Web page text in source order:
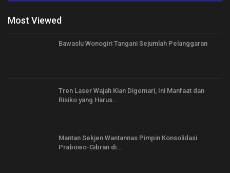
Most Viewed
Bawaslu Wonogiri Tangani Sejumlah Pelanggaran
Tren Laser Wajah Kian Digemari, Ini Manfaat dan
Risiko yang Harus…
Mantan Sekjen Wantannas Pimpin Konsolidasi
Prabowo-Gibran di…